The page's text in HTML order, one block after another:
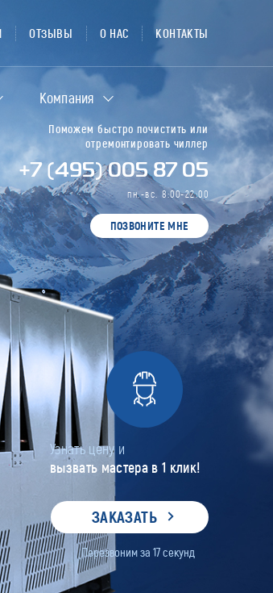
Поможем быстро почистить или
отремонтировать чиллер
+7 (495) 005 87 05
пн.-вс. 8:00-22:00
ПОЗВОНИТЕ МНЕ
Узнать цену и
вызвать мастера в 1 клик!
ЗАКАЗАТЬ
Перезвоним за 17секунд
ОТЗЫВЫ О НАС КОНТАКТЫ
Компания